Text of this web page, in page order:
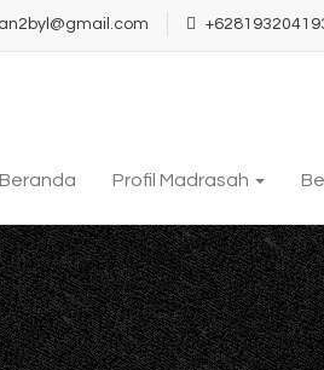
Beranda Profil Madrasah